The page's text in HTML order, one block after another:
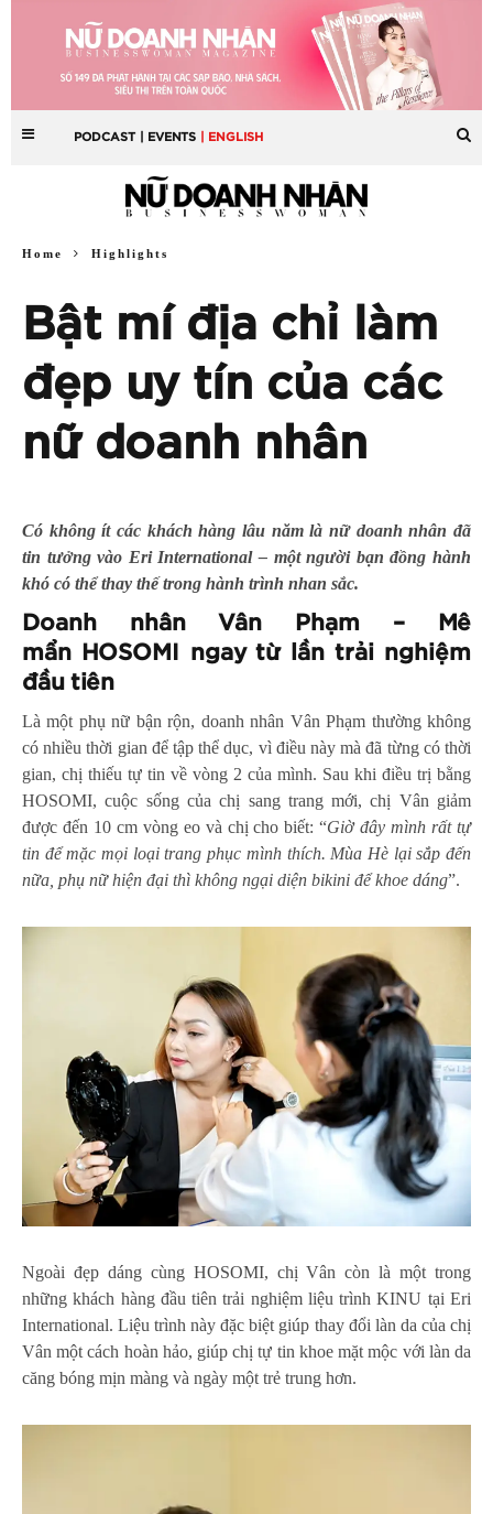
PODCAST | EVENTS | ENGLISH
Home Highlights
Bật mí địa chỉ làm
đẹp uy tín của các
nữ doanh nhân
Có không ít các khách hàng lâu năm là nữ doanh nhân đã
tin tưởng vào Eri International – một người bạn đồng hành
khó có thể thay thế trong hành trình nhan sắc.
Doanh nhân Vân Phạm – Mê
mẩn
HOSOMI ngay từ lần trải nghiệm
đầu tiên
Là một phụ nữ bận rộn, doanh nhân Vân Phạm thường không
có nhiều thời gian để tập thể dục, vì điều này mà đã từng có thời
gian, chị thiếu tự tin về vòng 2 của mình. Sau khi điều trị bằng
HOSOMI, cuộc sống của chị sang trang mới, chị Vân giảm
được đến 10 cm vòng eo và chị cho biết: “Giờ đây mình rất tự
tin để mặc mọi loại trang phục mình thích. Mùa Hè lại sắp đến
nữa, phụ nữ hiện đại thì không ngại diện bikini để khoe dáng”.
Ngoài đẹp dáng cùng HOSOMI, chị Vân còn là một trong
những khách hàng đầu tiên trải nghiệm liệu trình KINU tại Eri
International. Liệu trình này đặc biệt giúp thay đổi làn da của chị
Vân một cách hoàn hảo, giúp chị tự tin khoe mặt mộc với làn da
căng bóng mịn màng và ngày một trẻ trung hơn.